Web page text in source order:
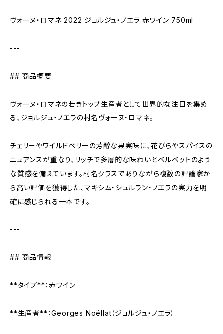
ヴォーヌ・ロマネ 2022 ジョルジュ・ノエラ 赤ワイン 750ml
---
## 商品概要
ヴォーヌ・ロマネの若きトップ生産者として世界的な注目を集め
る、ジョルジュ・ノエラの村名ヴォーヌ・ロマネ。
チェリーやワイルドベリーの芳醇な果実味に、花びらやスパイスの
ニュアンスが重なり、リッチで多層的な味わいとベルベットのよう
な質感を備えています。村名クラスでありながら複数の評論家か
ら高い評価を獲得した、マキシム・シュルラン・ノエラの実力を明
確に感じられる一本です。
---
## 商品情報
**タイプ**：赤ワイン
**生産者**：Georges Noëllat（ジョルジュ・ノエラ）